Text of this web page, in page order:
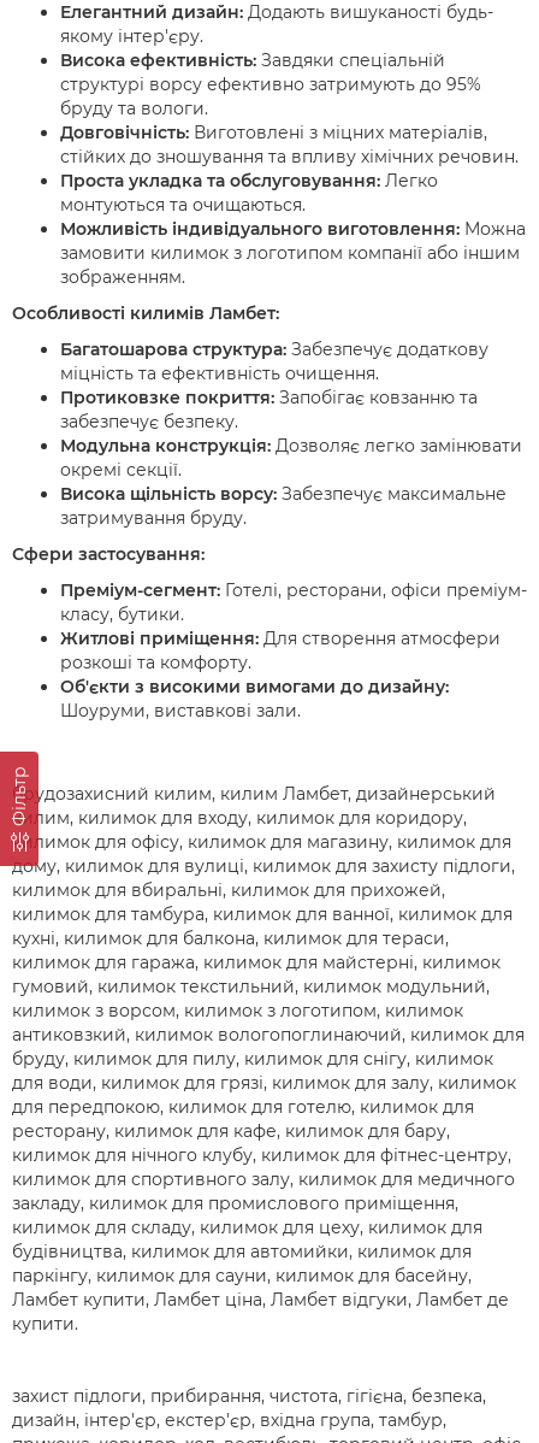
Фільтр
Елегантний дизайн: Додають вишуканості будь-
якому інтер'єру.
Висока ефективність: Завдяки спеціальній
структурі ворсу ефективно затримують до 95%
бруду та вологи.
Довговічність: Виготовлені з міцних матеріалів,
стійких до зношування та впливу хімічних речовин.
Проста укладка та обслуговування: Легко
монтуються та очищаються.
Можливість індивідуального виготовлення: Можна
замовити килимок з логотипом компанії або іншим
зображенням.
Особливості килимів Ламбет:
Багатошарова структура: Забезпечує додаткову
міцність та ефективність очищення.
Протиковзке покриття: Запобігає ковзанню та
забезпечує безпеку.
Модульна конструкція: Дозволяє легко замінювати
окремі секції.
Висока щільність ворсу: Забезпечує максимальне
затримування бруду.
Сфери застосування:
Преміум-сегмент: Готелі, ресторани, офіси преміум-
класу, бутики.
Житлові приміщення: Для створення атмосфери
розкоші та комфорту.
Об'єкти з високими вимогами до дизайну:
Шоуруми, виставкові зали.
брудозахисний килим, килим Ламбет, дизайнерський
килим, килимок для входу, килимок для коридору,
килимок для офісу, килимок для магазину, килимок для
дому, килимок для вулиці, килимок для захисту підлоги,
килимок для вбиральні, килимок для прихожей,
килимок для тамбура, килимок для ванної, килимок для
кухні, килимок для балкона, килимок для тераси,
килимок для гаража, килимок для майстерні, килимок
гумовий, килимок текстильний, килимок модульний,
килимок з ворсом, килимок з логотипом, килимок
антиковзкий, килимок вологопоглинаючий, килимок для
бруду, килимок для пилу, килимок для снігу, килимок
для води, килимок для грязі, килимок для залу, килимок
для передпокою, килимок для готелю, килимок для
ресторану, килимок для кафе, килимок для бару,
килимок для нічного клубу, килимок для фітнес-центру,
килимок для спортивного залу, килимок для медичного
закладу, килимок для промислового приміщення,
килимок для складу, килимок для цеху, килимок для
будівництва, килимок для автомийки, килимок для
паркінгу, килимок для сауни, килимок для басейну,
Ламбет купити, Ламбет ціна, Ламбет відгуки, Ламбет де
купити.
захист підлоги, прибирання, чистота, гігієна, безпека,
дизайн, інтер'єр, екстер'єр, вхідна група, тамбур,